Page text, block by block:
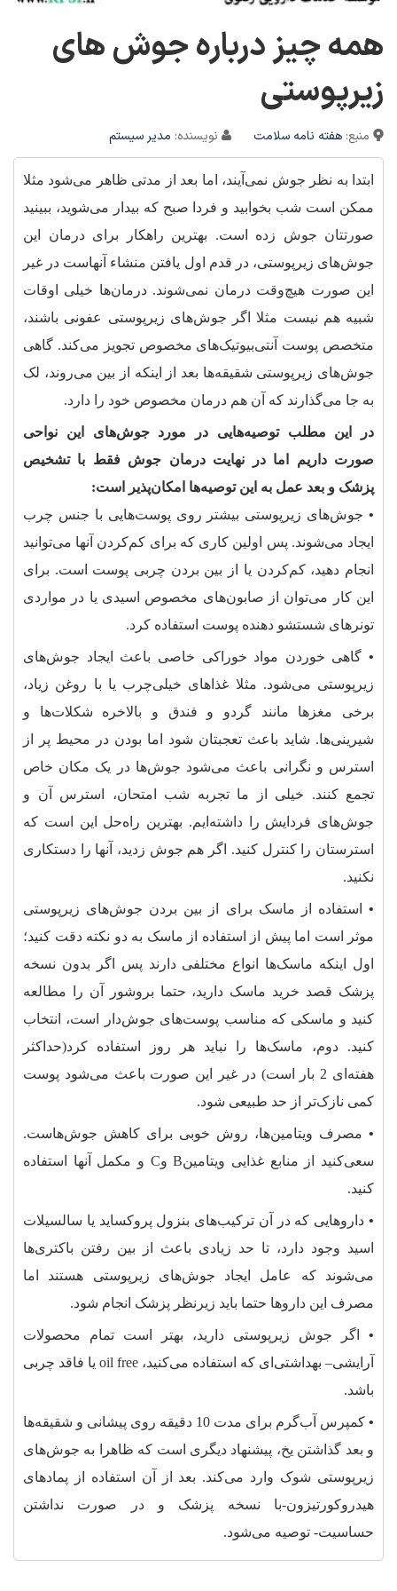
همه چیز درباره جوش های
زیرپوستی
منبع: هفته نامه سلامت نویسنده: مدیر سیستم
ابتدا به نظر جوش نمی‌آیند، اما بعد از مدتی ظاهر می‌شود مثلا
ممکن است شب بخوابید و فردا صبح که بیدار می‌شوید، ببینید
صورتتان جوش زده است. بهترین راهکار برای درمان این
جوش‌های زیرپوستی، در قدم اول یافتن منشاء آنهاست در غیر
این صورت هیچ‌وقت درمان نمی‌شوند. درمان‌ها خیلی اوقات
شبیه هم نیست مثلا اگر جوش‌های زیرپوستی عفونی باشند،
متخصص پوست آنتی‌بیوتیک‌های مخصوص تجویز می‌کند. گاهی
جوش‌های زیرپوستی شقیقه‌ها بعد از اینکه از بین می‌روند، لک
به جا می‌گذارند که آن هم درمان مخصوص خود را دارد.
در این مطلب توصیه‌هایی در مورد جوش‌‌های این نواحی
صورت داریم اما در نهایت درمان جوش فقط با تشخیص
پزشک و بعد عمل به این توصیه‌ها امکان‌پذیر است:
• جوش‌های زیرپوستی بیشتر روی پوست‌هایی با جنس چرب
ایجاد می‌شوند. پس اولین کاری که برای کم‌کردن آنها می‌توانید
انجام دهید، کم‌کردن یا از بین بردن چربی پوست است. برای
این کار می‌توان از صابون‌های مخصوص اسیدی یا در مواردی
تونرهای شستشو دهنده پوست استفاده کرد.
• گاهی خوردن مواد خوراکی خاصی باعث ایجاد جوش‌های
زیرپوستی می‌شود. مثلا غذاهای خیلی‌چرب یا با روغن زیاد،
برخی مغزها مانند گردو و فندق و بالاخره شکلات‌ها و
شیرینی‌ها. شاید باعث تعجبتان شود اما بودن در محیط پر از
استرس و نگرانی‌ باعث می‌شود جوش‌ها در یک مکان خاص
تجمع کنند. خیلی از ما تجربه شب امتحان، استرس آن و
جوش‌های فردایش را داشته‌ایم. بهترین راه‌حل این است که
استرستان را کنترل کنید. اگر هم جوش زدید، آنها را دستکاری
نکنید.
• استفاده از ماسک برای از بین بردن جوش‌های زیرپوستی
موثر است اما پیش از استفاده از ماسک به دو نکته دقت کنید؛
اول اینکه ماسک‌ها انواع مختلفی دارند پس اگر بدون نسخه
پزشک قصد خرید ماسک دارید، حتما بروشور آن را مطالعه
کنید و ماسکی که مناسب پوست‌های جوش‌دار است، انتخاب
کنید. دوم، ماسک‌ها را نباید هر روز استفاده کرد(حداکثر
هفته‌ای 2 بار است) در غیر این صورت باعث می‌شود پوست
کمی نازک‌تر از حد طبیعی شود.
• مصرف ویتامین‌‌ها، روش خوبی برای کاهش جوش‌هاست.
سعی‌کنید از منابع غذایی ویتامین‌B وC و مکمل آنها استفاده
کنید.
• داروهایی که در آن ترکیب‌های بنزول پروکساید یا سالسیلات
اسید وجود دارد، تا حد زیادی باعث از بین رفتن باکتری‌ها
می‌شوند که عامل ایجاد جوش‌های زیرپوستی هستند اما
مصرف این داروها حتما باید زیرنظر پزشک انجام شود.
• اگر جوش زیرپوستی دارید، بهتر است تمام محصولات
آرایشی– بهداشتی‌ای که استفاده می‌کنید، oil free یا فاقد چربی
باشد.
•
کمپرس آب‌گرم برای مدت 10 دقیقه روی پیشانی و شقیقه‌ها
و بعد گذاشتن یخ، پیشنهاد دیگری است که ظاهرا به جوش‌های
زیرپوستی شوک وارد می‌کند. بعد از آن استفاده از پمادهای
هیدروکورتیزون-با نسخه پزشک و در صورت نداشتن
حساسیت- توصیه می‌شود.